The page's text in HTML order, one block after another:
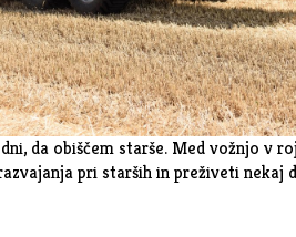
da obiščem starše. Med vožnjo v
pri starših in preživeti nekaj